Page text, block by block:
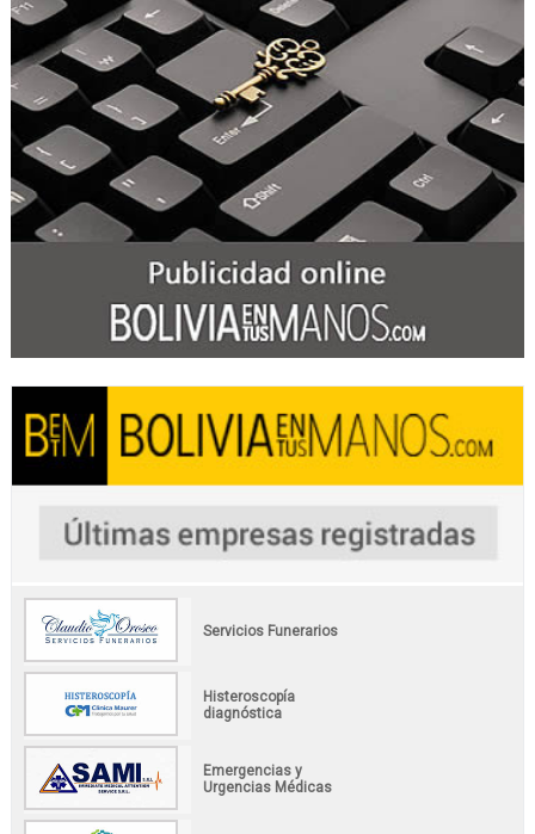
Servicios Funerarios
Histeroscopía
diagnóstica
Emergencias y
Urgencias Médicas